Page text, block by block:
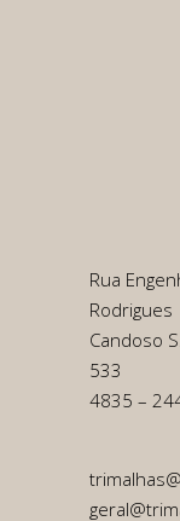
Rua
Rodrigues
Candoso
533
4835 –